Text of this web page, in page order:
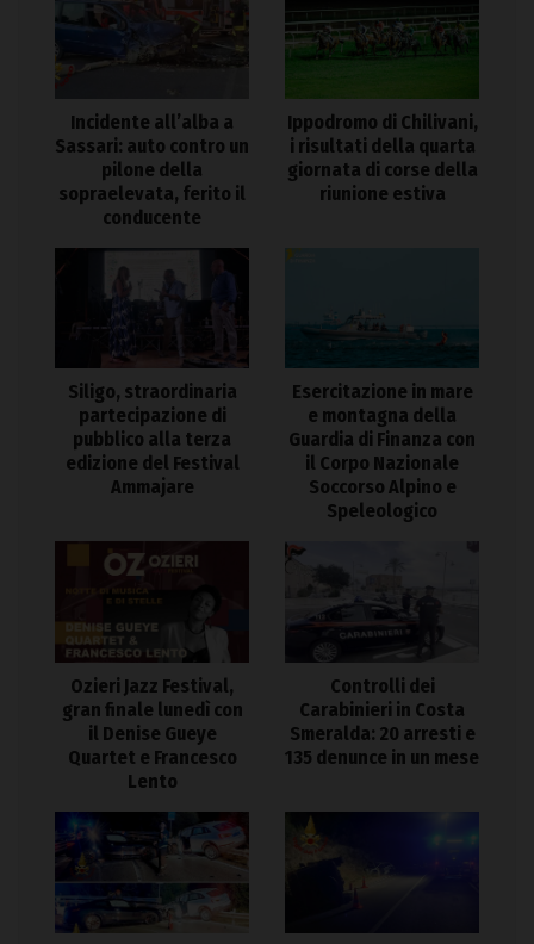
Incidente all’alba a
Sassari: auto contro un
pilone della
sopraelevata, ferito il
conducente
Ippodromo di Chilivani,
i risultati della quarta
giornata di corse della
riunione estiva
Siligo, straordinaria
partecipazione di
pubblico alla terza
edizione del Festival
Ammajare
Esercitazione in mare
e montagna della
Guardia di Finanza con
il Corpo Nazionale
Soccorso Alpino e
Speleologico
Ozieri Jazz Festival,
gran finale lunedì con
il Denise Gueye
Quartet e Francesco
Lento
Controlli dei
Carabinieri in Costa
Smeralda: 20 arresti e
135 denunce in un mese